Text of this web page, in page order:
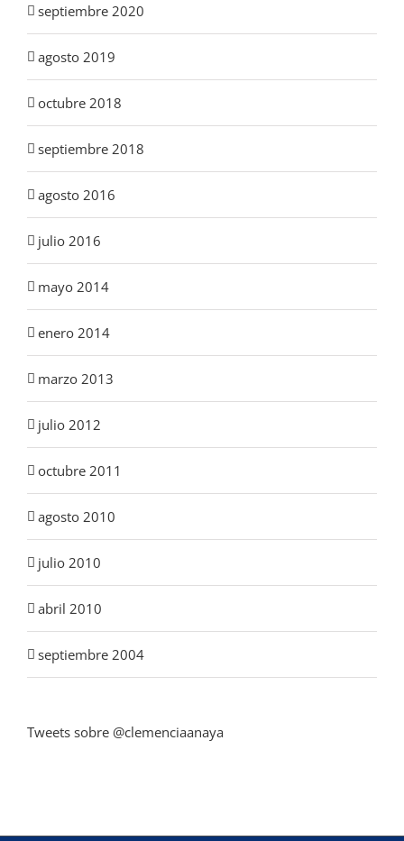
septiembre 2020
agosto 2019
octubre 2018
septiembre 2018
agosto 2016
julio 2016
mayo 2014
enero 2014
marzo 2013
julio 2012
octubre 2011
agosto 2010
julio 2010
abril 2010
septiembre 2004
Tweets sobre @clemenciaanaya